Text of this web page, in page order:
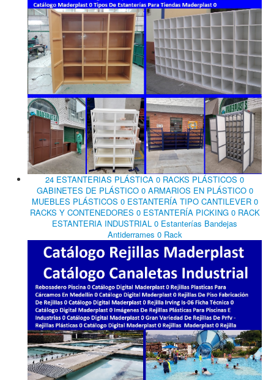
24 ESTANTERIAS PLÁSTICA 0 RACKS PLÁSTICOS 0
GABINETES DE PLÁSTICO 0 ARMARIOS EN PLÁSTICO 0
MUEBLES PLÁSTICOS 0 ESTANTERÍA TIPO CANTILEVER 0
RACKS Y CONTENEDORES 0 ESTANTERÍA PICKING 0 RACK
ESTANTERIA INDUSTRIAL 0 Estanterías Bandejas
Antiderrames 0 Rack